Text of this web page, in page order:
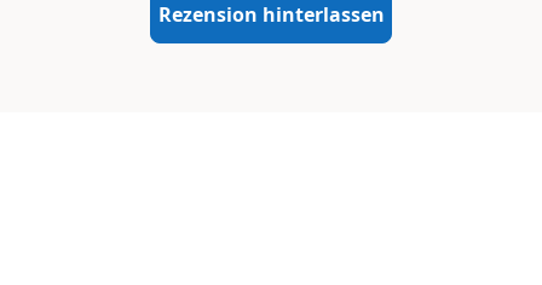
Rezension hinterlassen